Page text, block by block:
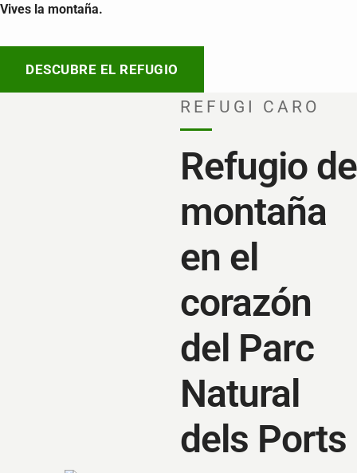
Vives la montaña.
DESCUBRE EL REFUGIO
REFUGI CARO
Refugio de
montaña
en el
corazón
del Parc
Natural
dels Ports